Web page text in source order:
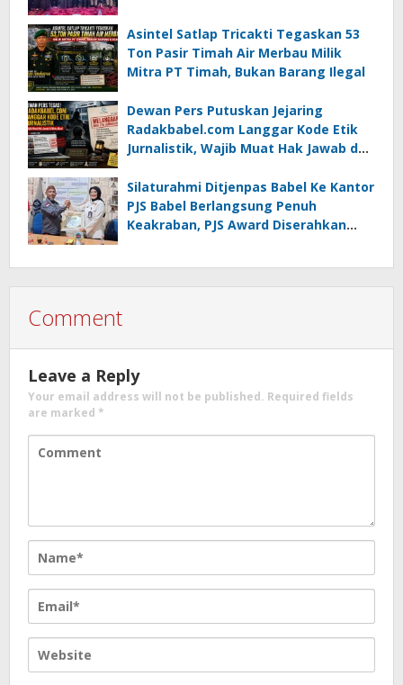
Asintel Satlap Tricakti Tegaskan 53
Ton Pasir Timah Air Merbau Milik
Mitra PT Timah, Bukan Barang Ilegal
Dewan Pers Putuskan Jejaring
Radakbabel.com Langgar Kode Etik
Jurnalistik, Wajib Muat Hak Jawab dan
Silaturahmi Ditjenpas Babel Ke Kantor
PJS Babel Berlangsung Penuh
Keakraban, PJS Award Diserahkan
Comment
Leave a Reply
Your email address will not be published. Required fields
are marked *